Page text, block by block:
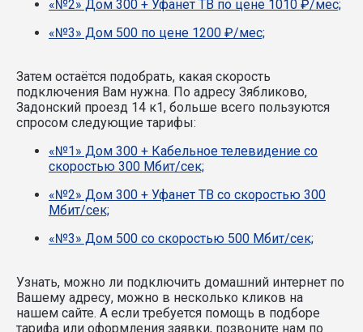
«№2» Дом 300 + Уфанет ТВ по цене 1010 ₽/мес;
«№3» Дом 500 по цене 1200 ₽/мес;
Затем остаётся подобрать, какая скорость
подключения Вам нужна. По адресу Зябликово,
Задонский проезд 14 к1, больше всего пользуются
спросом следующие тарифы:
«№1» Дом 300 + Кабельное телевидение со
скоростью 300 Мбит/сек;
«№2» Дом 300 + Уфанет ТВ со скоростью 300
Мбит/сек;
«№3» Дом 500 со скоростью 500 Мбит/сек;
Узнать, можно ли подключить домашний интернет по
Вашему адресу, можно в несколько кликов на
нашем сайте. А если требуется помощь в подборе
тарифа или оформления заявки, позвоните нам по